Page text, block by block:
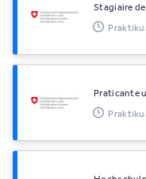
Stagiaire
Praticante